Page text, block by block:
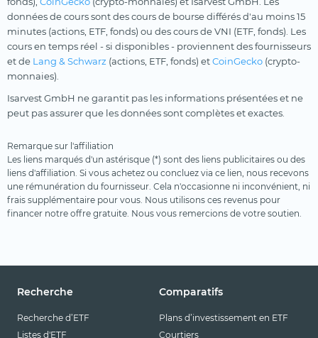
données de cours sont des cours de bourse différés d'au moins 15
minutes (actions, ETF, fonds) ou des cours de VNI (ETF, fonds). Les
cours en temps réel - si disponibles - proviennent des fournisseurs
et de Lang & Schwarz (actions, ETF, fonds) etCoinGecko (crypto-
monnaies).
Isarvest GmbH ne garantit pas les informations présentées et ne
peut pas assurer que les données sont complètes et exactes.
Remarque sur l'affiliation
Les liens marqués d'un astérisque (*) sont des liens publicitaires ou des
liens d'affiliation. Si vous achetez ou concluez via ce lien, nous recevons
une rémunération du fournisseur. Cela n'occasionne ni inconvénient, ni
frais supplémentaire pour vous. Nous utilisons ces revenus pour
financer notre offre gratuite. Nous vous remercions de votre soutien.
Recherche
Recherche d’ETF
Listes d'ETF
Comparatifs
Plans d’investissement en ETF
Courtiers